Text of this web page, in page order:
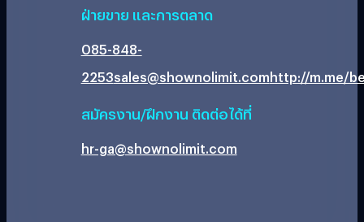
ฝ่ายขาย และการตลาด
085-848-
2253sales@shownolimit.comhttp://m.me/
สมัครงาน/ฝึกงาน ติดต่อได้ที่
hr-ga@shownolimit.com